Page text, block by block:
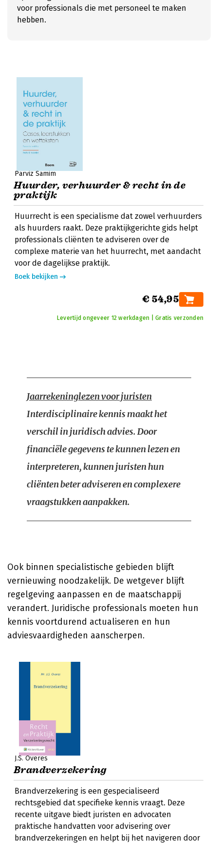
voor professionals die met personeel te maken
hebben.
Parviz Samim
Huurder, verhuurder & recht in de
praktijk
Huurrecht is een specialisme dat zowel verhuurders
als huurders raakt. Deze praktijkgerichte gids helpt
professionals cliënten te adviseren over de
complexe materie van het huurrecht, met aandacht
voor de dagelijkse praktijk.
Boek bekijken
€ 54,95
Levertijd ongeveer 12 werkdagen | Gratis verzonden
Jaarrekeninglezen voor juristen
Interdisciplinaire kennis maakt het
verschil in juridisch advies. Door
financiële gegevens te kunnen lezen en
interpreteren, kunnen juristen hun
cliënten beter adviseren en complexere
vraagstukken aanpakken.
Ook binnen specialistische gebieden blijft
vernieuwing noodzakelijk. De wetgever blijft
regelgeving aanpassen en de maatschappij
verandert. Juridische professionals moeten hun
kennis voortdurend actualiseren en hun
adviesvaardigheden aanscherpen.
J.S. Overes
Brandverzekering
Brandverzekering is een gespecialiseerd
rechtsgebied dat specifieke kennis vraagt. Deze
recente uitgave biedt juristen en advocaten
praktische handvatten voor advisering over
brandverzekeringen en helpt bij het navigeren door